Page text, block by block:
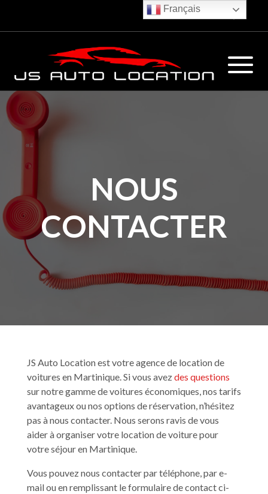
NOUS
CONTACTER
JS Auto Location est votre agence de location de
voitures en Martinique. Si vous avezdes questions
sur notre gamme de voitures économiques, nos tarifs
avantageux ou nos options de réservation, n’hésitez
pas à nous contacter. Nous serons ravis de vous
aider à organiser votre location de voiture pour
votre séjour en Martinique.
Vous pouvez nous contacter par téléphone, par e-
mail ou en remplissant le formulaire de contact ci-
Français